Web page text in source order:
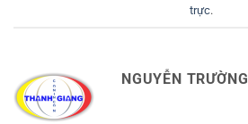
trực.
NGUYỄN TRƯỜNG